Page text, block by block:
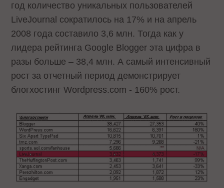
год количество уникальных пользователей
LiveJournal сократилось на 17% и на апрель
2008 года составило 3,6 млн. Тогда как у
лидера рейтинга Google Blogger эта цифра в
разы больше – 38,4 млн. А самый интенсивный
рост за отчетный период демонстрирует
блогхостинг Wordpress.com - 160% рост.